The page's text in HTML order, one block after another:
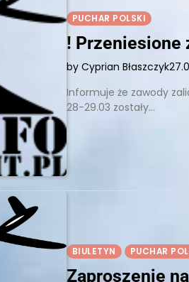
PUCHAR POLSKI
! Przeniesione
by Cyprian Błaszczyk
Informuje że zawody
28-29.03 zostały…
BIULETYN PUCHAR
Zaproszenie